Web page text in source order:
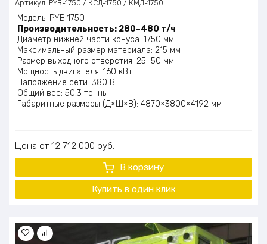
Артикул: PYB-1750 / КСД-1750 / КМД-1750
Модель: PYB 1750
Производительность: 280–480 т/ч
Диаметр нижней части конуса: 1750 мм
Максимальный размер материала: 215 мм
Размер выходного отверстия: 25–50 мм
Мощность двигателя: 160 кВт
Напряжение сети: 380 В
Общий вес: 50,3 тонны
Габаритные размеры (Д×Ш×В): 4870×3800×4192 мм
Цена 12 712 000 руб.
В корзину
Купить в один клик